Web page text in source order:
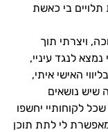
בי כאשת
ויצרתי תוך
לנגד עיניי,
האישי איתי,
שיש נושאים
לקוחותיי יחשפו
לי לתת תוכן